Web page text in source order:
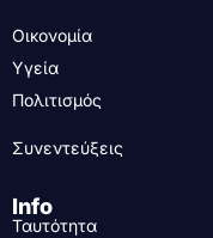
Οικονομία
Υγεία
Πολιτισμός
Συνεντεύξεις
Info
Ταυτότητα